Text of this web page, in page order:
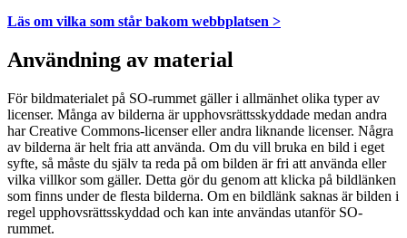
Läs om vilka som står bakom webbplatsen >
Användning av material
För bildmaterialet på SO-rummet gäller i allmänhet olika typer av
licenser. Många av bilderna är upphovsrättsskyddade medan andra
har Creative Commons-licenser eller andra liknande licenser. Några
av bilderna är helt fria att använda. Om du vill bruka en bild i eget
syfte, så måste du själv ta reda på om bilden är fri att använda eller
vilka villkor som gäller. Detta gör du genom att klicka på bildlänken
som finns under de flesta bilderna. Om en bildlänk saknas är bilden i
regel upphovsrättsskyddad och kan inte användas utanför SO-
rummet.